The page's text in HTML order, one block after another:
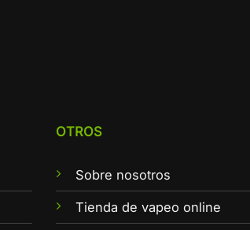
OTROS
Sobre nosotros
Tienda de vapeo online